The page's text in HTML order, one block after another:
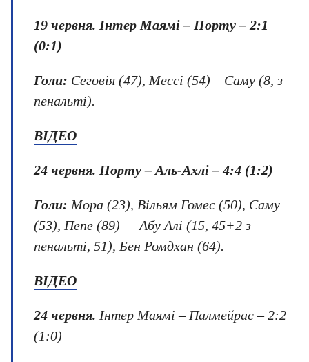
19 червня. Інтер Маямі – Порту – 2:1
(0:1)
Голи: Сеговія (47), Мессі (54) – Саму (8, з
пенальті).
ВІДЕО
24 червня. Порту – Аль-Ахлі – 4:4 (1:2)
Голи: Мора (23), Вільям Гомес (50), Саму
(53), Пепе (89) — Абу Алі (15, 45+2 з
пенальті, 51), Бен Ромдхан (64).
ВІДЕО
24 червня. Інтер Маямі – Палмейрас – 2:2
(1:0)